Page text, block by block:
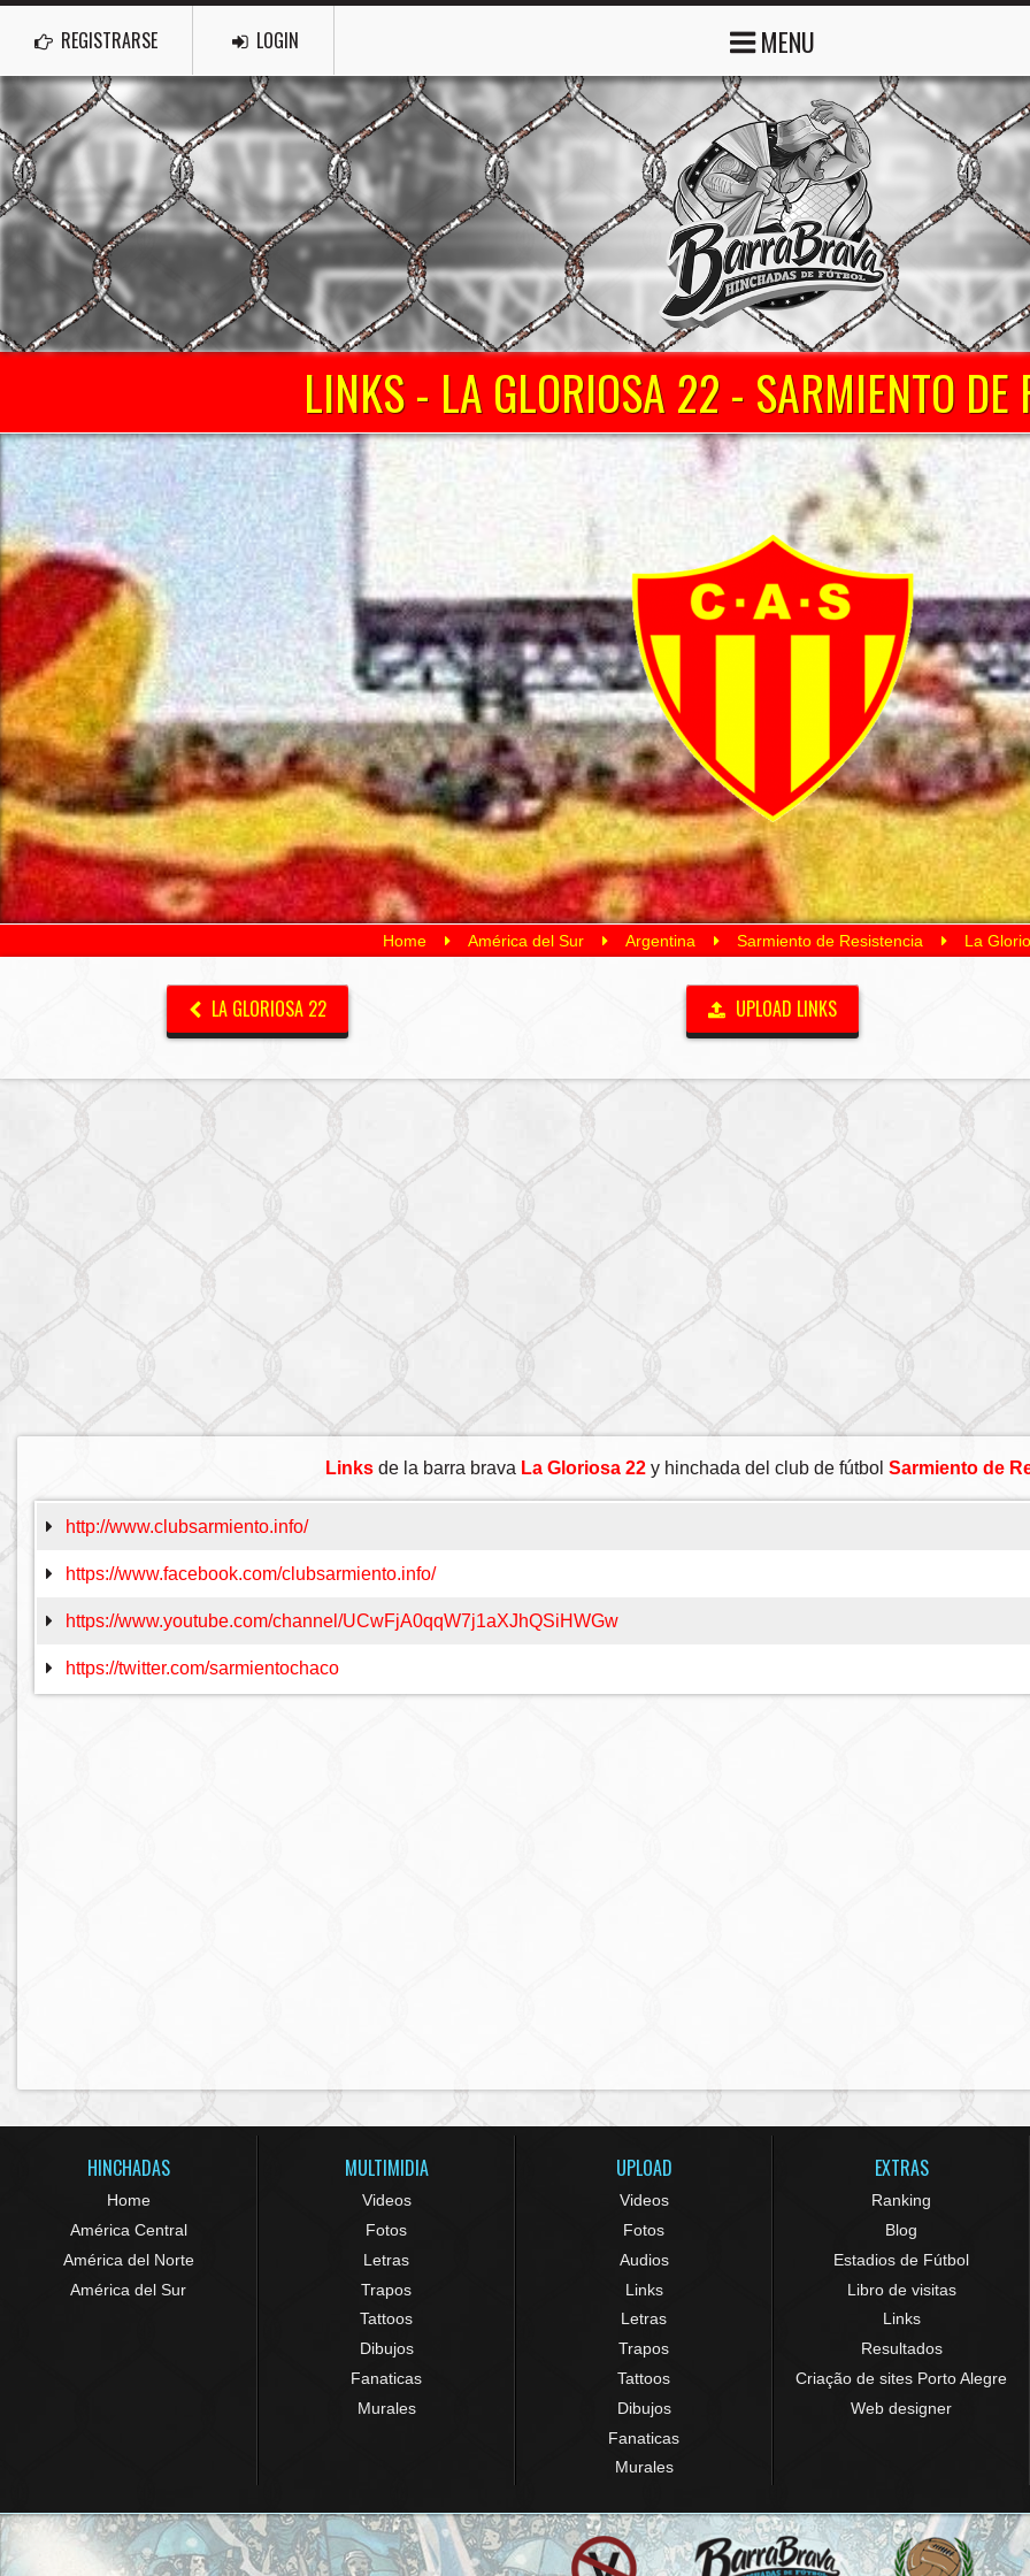
REGISTRARSE LOGIN MENU
LINKS - LA GLORIOSA 22 - SARMIENTO DE
Home América del Sur Argentina Sarmiento de Resistencia La
LA GLORIOSA 22 UPLOAD LINKS
Links de la barra brava La Gloriosa 22 y hinchada del club de fútbol Sarmiento de
http://www.clubsarmiento.info/
https://www.facebook.com/clubsarmiento.info/
https://www.youtube.com/channel/UCwFjA0qqW7j1aXJhQSiHWGw
https://twitter.com/sarmientochaco
HINCHADAS
Home
América Central
América del Norte
América del Sur
MULTIMIDIA
Videos
Fotos
Letras
Trapos
Tattoos
Dibujos
Fanaticas
Murales
UPLOAD
Videos
Fotos
Audios
Links
Letras
Trapos
Tattoos
Dibujos
Fanaticas
Murales
EXTRAS
Ranking
Blog
Estadios de Fútbol
Libro de visitas
Links
Resultados
Criação de sites Porto Alegre
Web designer